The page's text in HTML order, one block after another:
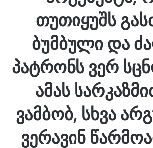
თუთიყუშს
ბუმბული და
პატრონს ვერ
ამას
ვამბობ, სხვა
ვერავინ